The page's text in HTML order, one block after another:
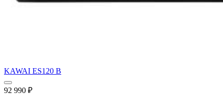
KAWAI ES120 B
92 990 ₽